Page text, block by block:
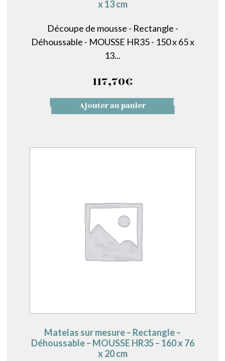
x 13 cm
Découpe de mousse - Rectangle -
Déhoussable - MOUSSE HR35 - 150 x 65 x
13...
117,70€
Ajouter au panier
Matelas sur mesure – Rectangle –
Déhoussable – MOUSSE HR35 – 160 x 76
x 20 cm